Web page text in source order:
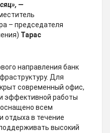
—
– председателя
Тарас
направления банк
Для
современный офис,
эффективной работы
всем
отдыха в течение
высокий